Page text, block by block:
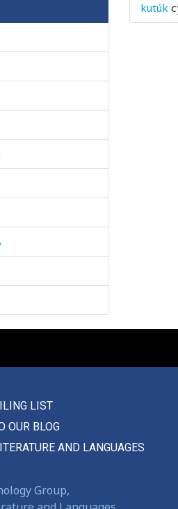
kutúk
LIST
OUR BLOG
AND LANGUAGES
Group,